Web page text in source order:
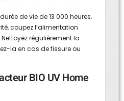
de vie de 13 000 heures.
coupez l’alimentation
régulièrement la
la en cas de fissure ou
BIO UV Home